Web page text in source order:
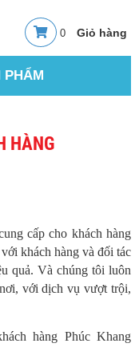
0
PHẨM
HÀNG
cấp cho khách hàng
khách hàng và đối tác
quả. Và chúng tôi luôn
với dịch vụ vượt trội,
hàng Phúc Khang